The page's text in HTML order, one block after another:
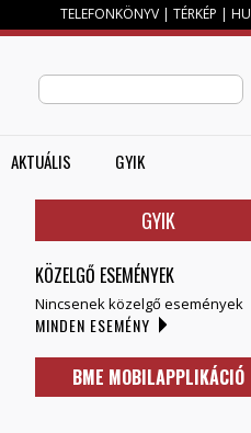
TELEFONKÖNYV | TÉRKÉP | HU
KERESÉS ŰRLAP
AKTUÁLIS GYIK
GYIK
KÖZELGŐ ESEMÉNYEK
Nincsenek közelgő események
MINDEN ESEMÉNY
BME MOBILAPPLIKÁCIÓ